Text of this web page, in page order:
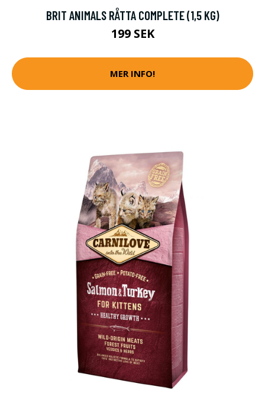
BRIT ANIMALS RÅTTA COMPLETE (1,5 KG)
199 SEK
MER INFO!